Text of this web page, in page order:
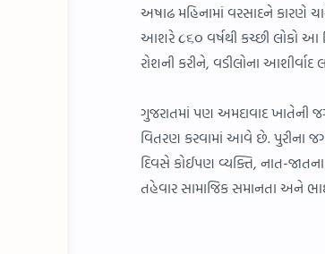
અષાઢ મહિનામાં વરસાદને કારણે
આશરે ૮૬૦ વર્ષથી કચ્છી લોકો આ
રોશની કરીને, વડીલોના
ગુજરાતમાં પણ અમદાવાદ ખાતેની
વિતરણ કરવામાં આવે છે. પુરીના
દિવસે કોઈપણ વ્યક્તિ, નાત-
તહેવાર સામાજિક સમાનતા અને